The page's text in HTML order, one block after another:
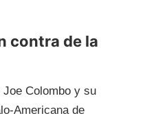
contra de la
Joe Colombo y su
Americana de